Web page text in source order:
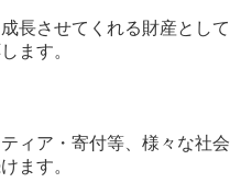
長させてくれる財産として
ます。
ィア・寄付等、様々な社会
ます。